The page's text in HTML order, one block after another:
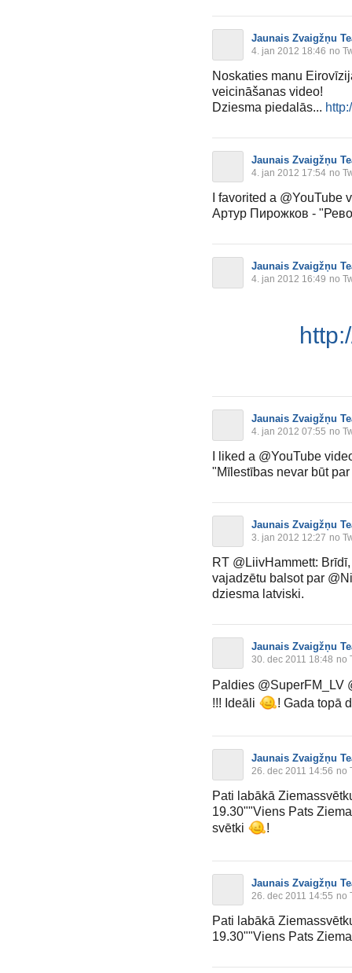
Jaunais Zvaigžņu
4. jan 2012 18:46 no
Noskaties manu
veicināšanas video!
Dziesma piedalās...
Jaunais Zvaigžņu
4. jan 2012 17:54 no
I favorited a @YouTube
Артур Пирожков -
Jaunais Zvaigžņu
4. jan 2012 16:49 no
Jaunais Zvaigžņu
4. jan 2012 07:55 no
I liked a @YouTube
"Mīlestības nevar būt
Jaunais Zvaigžņu
3. jan 2012 12:27 no
RT @LiivHammett:
vajadzētu balsot par
dziesma latviski.
Jaunais Zvaigžņu
30. dec 2011 18:48 no
Paldies @SuperFM_LV
!!! Ideāli
! Gada topā
Jaunais Zvaigžņu
26. dec 2011 14:56 no
Pati labākā
19.30""Viens Pats
svētki
!
Jaunais Zvaigžņu
26. dec 2011 14:55 no
Pati labākā
19.30""Viens Pats